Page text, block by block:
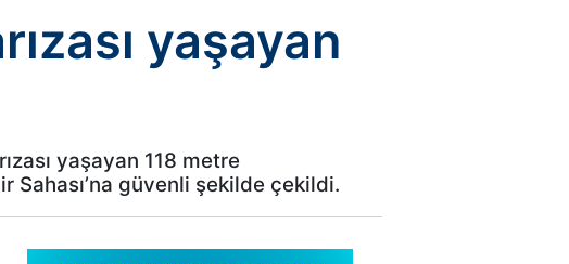
yaşayan
yaşayan 118 metre
Sahası’na güvenli şekilde çekildi.